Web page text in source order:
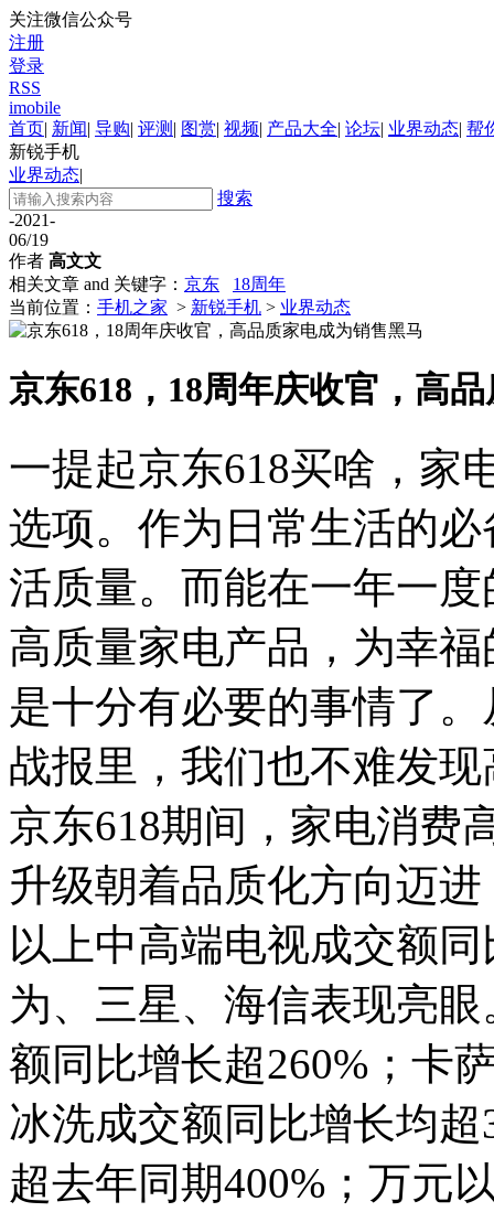
关注微信公众号
注册
登录
RSS
imobile
首页| 新闻| 导购| 评测 | 图赏| 视频| 产品大全| 论坛| 业界动态| 帮
新锐手机
业界动态|
搜索
-2021-
06/19
作者 高文文
相关文章 and 关键字： 京东
18周年
当前位置： 手机之家 > 新锐手机 > 业界动态
京东618，18周年庆收官，高
一提起京东618买啥，家
选项。作为日常生活的
活质量。而能在一年一
高质量家电产品，为幸
是十分有必要的事情了
战报里，我们也不难发
京东618期间，家电消费
升级朝着品质化方向迈
以上中高端电视成交额
为、三星、海信表现亮
额同比增长超260%；卡
冰洗成交额同比增长均
超去年同期400%；万元